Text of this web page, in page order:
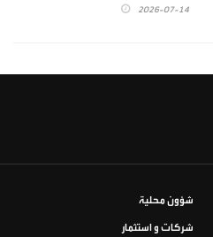
2026-07-14
شؤون محلية
شركات و استثمار